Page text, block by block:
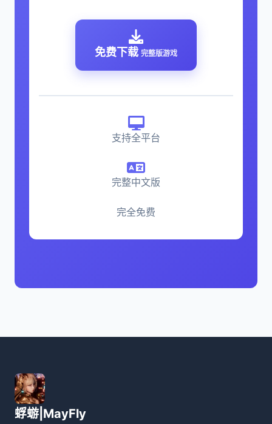
免费下载 完整版游戏
支持全平台
完整中文版
完全免费
蜉蝣|MayFly